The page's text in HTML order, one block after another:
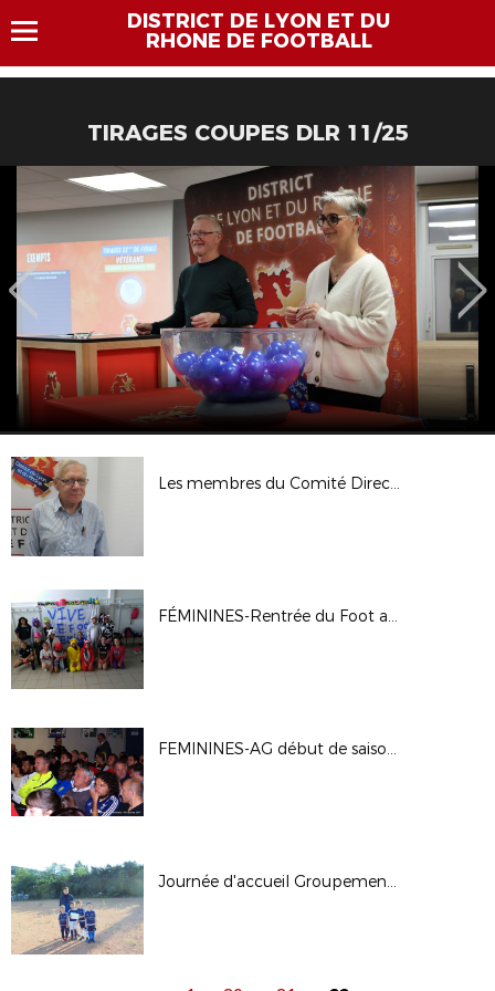
DISTRICT DE LYON ET DU
RHONE DE FOOTBALL
TIRAGES COUPES DLR 11/25
Les membres du Comité Directeur
FÉMININES-Rentrée du Foot au Féminin à Rillieux La Pape 01/10/17
FEMININES-AG début de saison 17/18
Journée d'accueil Groupement Beaujolais à Tarare - 23-09-17